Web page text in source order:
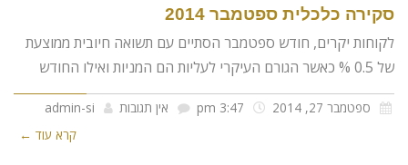
סקירה כלכלית ספטמבר 2014
לקוחות יקרים, חודש ספטמבר הסתיים עם תשואה חיובית ממוצעת
של 0.5 % כאשר הגורם העיקרי לעליות הם המניות ואילו החודש
ספטמבר 27, 2014 אין תגובות
admin-si
קרא עוד ←